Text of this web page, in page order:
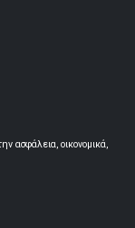
ασφάλεια, οικονομικά,